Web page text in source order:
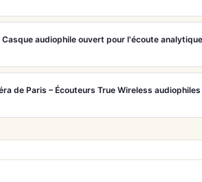
Casque audiophile ouvert pour l'écoute analytique
de Paris – Écouteurs True Wireless